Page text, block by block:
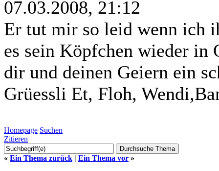
07.03.2008, 21:12
Er tut mir so leid wenn ich
es sein Köpfchen wieder in
dir und deinen Geiern ein
Grüessli Et, Floh,
Homepage Suchen
Zitieren
« Ein Thema zurück | Ein Thema vor »